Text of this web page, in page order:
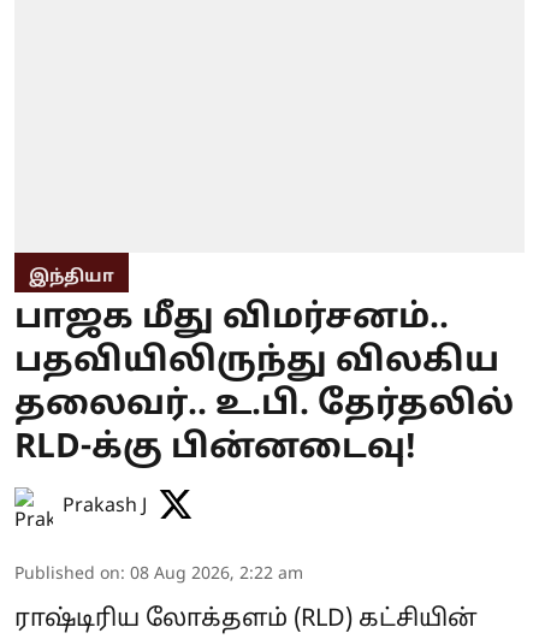
இந்தியா
பாஜக மீது விமர்சனம்..
பதவியிலிருந்து விலகிய
தலைவர்.. உ.பி. தேர்தலில்
RLD-க்கு பின்னடைவு!
Prakash J
Published on: 08 Aug 2026, 2:22 am
ராஷ்டிரிய லோக்தளம் (RLD) கட்சியின்